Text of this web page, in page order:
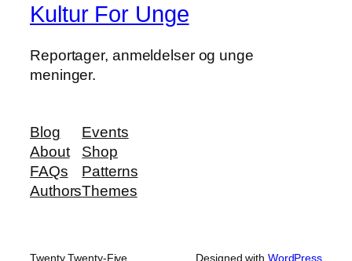
Kultur For Unge
Reportager, anmeldelser og unge
meninger.
Blog
About
FAQs
Authors
Events
Shop
Patterns
Themes
Twenty Twenty-Five Designed with WordPress